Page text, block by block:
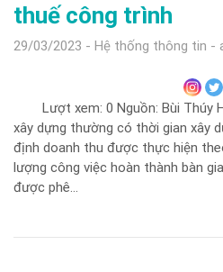
thuế công trình
29/03/2023 Hệ thống thông tin
Lượt xem: 0 Nguồn: Bùi Thúy
xây dựng thường có thời gian xây
định doanh thu được thực hiện
lượng công việc hoàn thành bàn
được phê…